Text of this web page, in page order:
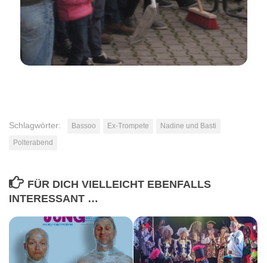
Schlagwörter: Bassoo Ex-Trompete
Nadine und Basti
Polterabend
FÜR DICH VIELLEICHT EBENFALLS
INTERESSANT …